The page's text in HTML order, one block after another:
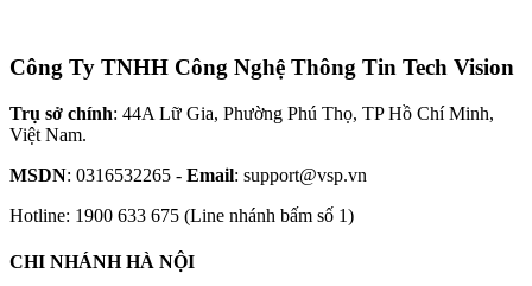
Công Ty TNHH Công Nghệ Thông Tin Tech Vision
Trụ sở chính: 44A Lữ Gia, Phường Phú Thọ, TP Hồ Chí Minh,
Việt Nam.
MSDN: 0316532265 - Email: support@vsp.vn
Hotline: 1900 633 675 (Line nhánh bấm số 1)
CHI NHÁNH HÀ NỘI